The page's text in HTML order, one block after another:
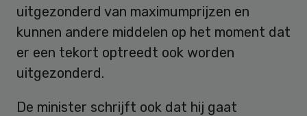
uitgezonderd van maximumprijzen en
kunnen andere middelen op het moment dat
er een tekort optreedt ook worden
uitgezonderd.
De minister schrijft ook dat hij gaat